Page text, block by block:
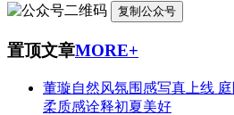
复制公众号
置顶文章MORE+
董璇自然风氛围感写真上线
柔质感诠释初夏美好